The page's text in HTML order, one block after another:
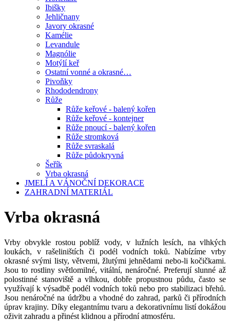
Ibišky
Jehličnany
Javory okrasné
Kamélie
Levandule
Magnólie
Motýlí keř
Ostatní vonné a okrasné…
Pivoňky
Rhododendrony
Růže
Růže keřové - balený kořen
Růže keřové - kontejner
Růže pnoucí - balený kořen
Růže stromková
Růže svraskalá
Růže půdokryvná
Šeřík
Vrba okrasná
JMELÍ A VÁNOČNÍ DEKORACE
ZAHRADNÍ MATERIÁL
Vrba okrasná
Vrby obvykle rostou poblíž vody, v lužních lesích, na vlhkých
loukách, v rašeliništích či podél vodních toků. Nabízíme vrby
okrasné svými listy, větvemi, žlutými jehnědami nebo-li kočičkami.
Jsou to rostliny světlomilné, vitální, nenáročné. Preferují slunné až
polostinné stanoviště a vlhkou, dobře propustnou půdu, často se
využívají k výsadbě podél vodních toků nebo pro stabilizaci břehů.
Jsou nenáročné na údržbu a vhodné do zahrad, parků či přírodních
úprav krajiny. Díky elegantnímu tvaru a dekorativnímu listí dokážou
oživit zahradu a přinést klidnou a přírodní atmosféru.